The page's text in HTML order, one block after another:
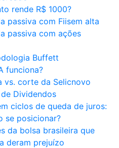
rende R$ 1000?
passiva com Fiisem alta
passiva com ações
Buffett
funciona?
vs. corte da Selicnovo
de Dividendos
ciclos de queda de juros:
se posicionar?
da bolsa brasileira que
deram prejuízo